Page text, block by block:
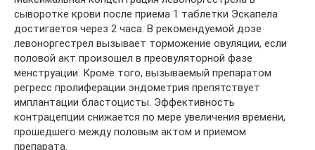
сыворотке крови после приема 1 таблетки Эскапела
достигается через 2 часа. В рекомендуемой дозе
левоноргестрел вызывает торможение овуляции, если
половой акт произошел в преовуляторной фазе
менструации. Кроме того, вызываемый препаратом
регресс пролиферации эндометрия препятствует
имплантации бластоцисты. Эффективность
контрацепции снижается по мере увеличения времени,
прошедшего между половым актом и приемом
препарата.